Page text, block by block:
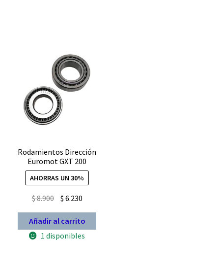
Rodamientos Dirección
Euromot GXT 200
AHORRAS UN 30%
$8.900 El
original
era:
$ 6.230El
actual
es:
Añadir al carrito
1 disponibles